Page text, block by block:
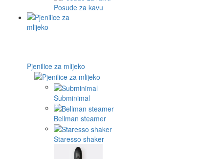
Posude za kavu
Pjenilice za mlijeko
Subminimal
Bellman steamer
Staresso shaker